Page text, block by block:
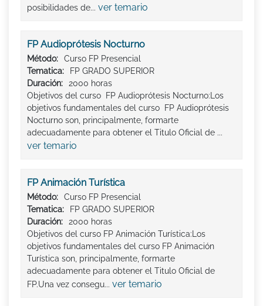
posibilidades de... ver temario
FP Audioprótesis Nocturno
Método:
Curso FP Presencial
Tematica:
FP GRADO SUPERIOR
Duración:
2000 horas
Objetivos del curso FP Audioprótesis Nocturno:Los
objetivos fundamentales del curso FP Audioprótesis
Nocturno son, principalmente, formarte
adecuadamente para obtener el Titulo Oficial de ...
ver temario
FP Animación Turística
Método:
Curso FP Presencial
Tematica:
FP GRADO SUPERIOR
Duración:
2000 horas
Objetivos del curso FP Animación Turística:Los
objetivos fundamentales del curso FP Animación
Turística son, principalmente, formarte
adecuadamente para obtener el Titulo Oficial de
FP.Una vez consegu... ver temario